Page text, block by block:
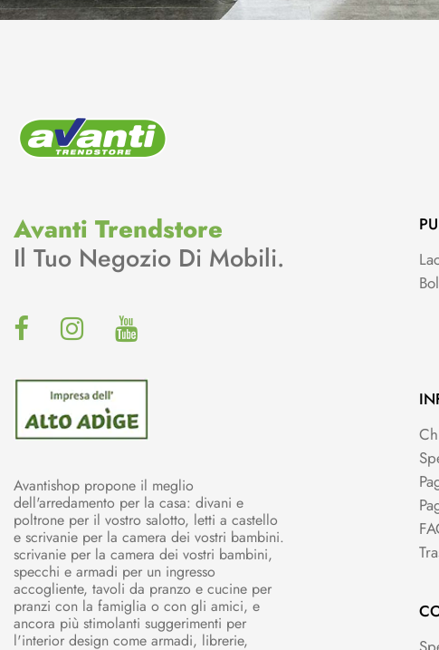
Avanti Trendstore
Il Tuo Negozio Di Mobili.
Avantishop propone il meglio
dell'arredamento per la casa: divani e
poltrone per il vostro salotto, letti a castello
e scrivanie per la camera dei vostri bambini.
scrivanie per la camera dei vostri bambini,
specchi e armadi per un ingresso
accogliente, tavoli da pranzo e cucine per
pranzi con la famiglia o con gli amici, e
ancora più stimolanti suggerimenti per
l'interior design come armadi, librerie,